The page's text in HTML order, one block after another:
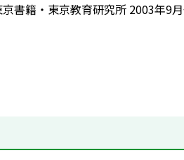
京書籍・東京教育研究所 2003年9